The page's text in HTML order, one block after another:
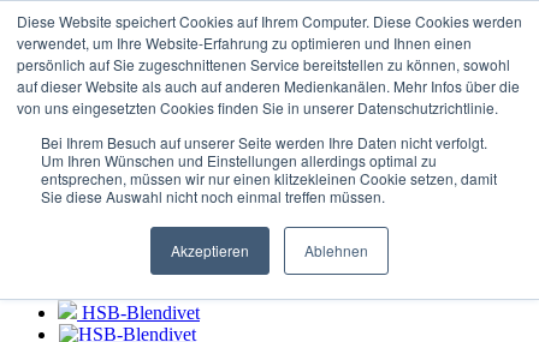
Diese Website speichert Cookies auf Ihrem Computer. Diese Cookies werden
verwendet, um Ihre Website-Erfahrung zu optimieren und Ihnen einen
persönlich auf Sie zugeschnittenen Service bereitstellen zu können, sowohl
auf dieser Website als auch auf anderen Medienkanälen. Mehr Infos über die
von uns eingesetzten Cookies finden Sie in unserer Datenschutzrichtlinie.
Bei Ihrem Besuch auf unserer Seite werden Ihre Daten nicht verfolgt.
Um Ihren Wünschen und Einstellungen allerdings optimal zu
entsprechen, müssen wir nur einen klitzekleinen Cookie setzen, damit
Sie diese Auswahl nicht noch einmal treffen müssen.
Akzeptieren Ablehnen
Login toHSB-Blendivet Portal
HSB-Blendivet
DogRep
DogRep
DogStock
DogStock
HSB-Blendivet